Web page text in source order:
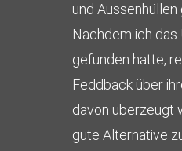
und Aussenhüllen
Nachdem ich das
gefunden hatte,
Feddback über
davon überzeugt
gute Alternative